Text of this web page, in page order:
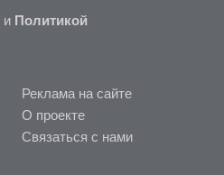
и Политикой
Реклама на сайте
О проекте
Связаться с нами